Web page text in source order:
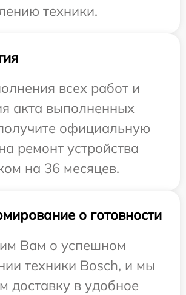
техники.
всех работ и
акта выполненных
официальную
ремонт устройства
на 36 месяцев.
о готовности
Вам о успешном
техники Bosch, и мы
доставку в удобное